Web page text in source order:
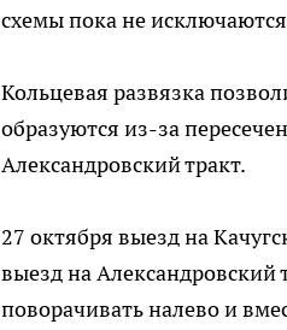
схемы пока не
Кольцевая развязка
образуются из-за
Александровский тракт.
27 октября выезд на
выезд на Александровский
поворачивать налево и